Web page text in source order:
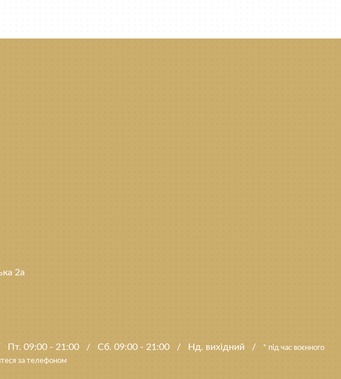
2а
Пт. 09:00 - 21:00 / Сб. 09:00 - 21:00 / Нд. вихідний /
* під час воєнного
за телефоном